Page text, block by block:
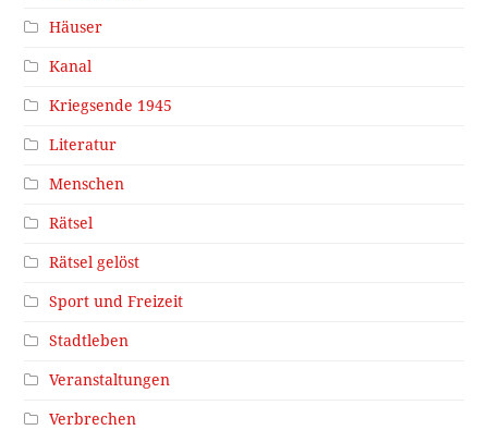
Häuser
Kanal
Kriegsende 1945
Literatur
Menschen
Rätsel
Rätsel gelöst
Sport und Freizeit
Stadtleben
Veranstaltungen
Verbrechen